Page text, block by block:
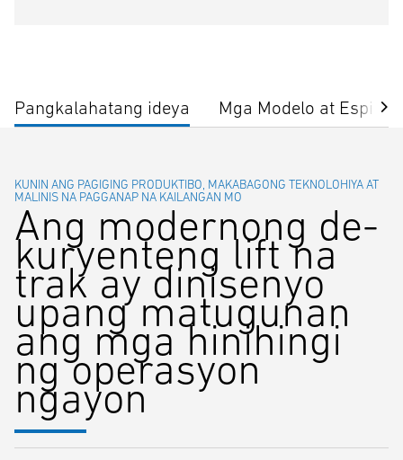
Pangkalahatang ideya Mga Modelo at
KUNIN ANG PAGIGING PRODUKTIBO, MAKABAGONG TEKNOLOHIYA AT
MALINIS NA PAGGANAP NA KAILANGAN MO
Ang modernong de-
kuryenteng lift na
trak ay dinisenyo
upang matugunan
ang mga hinihingi
ng operasyon
ngayon